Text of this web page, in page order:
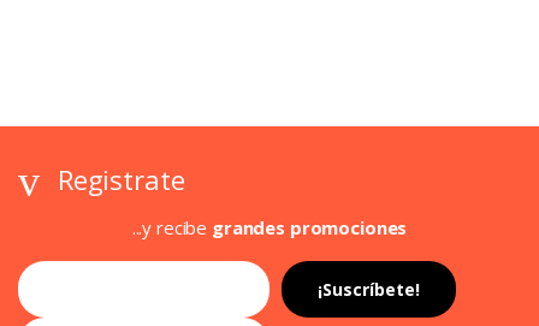
Registrate
...y recibe grandes promociones